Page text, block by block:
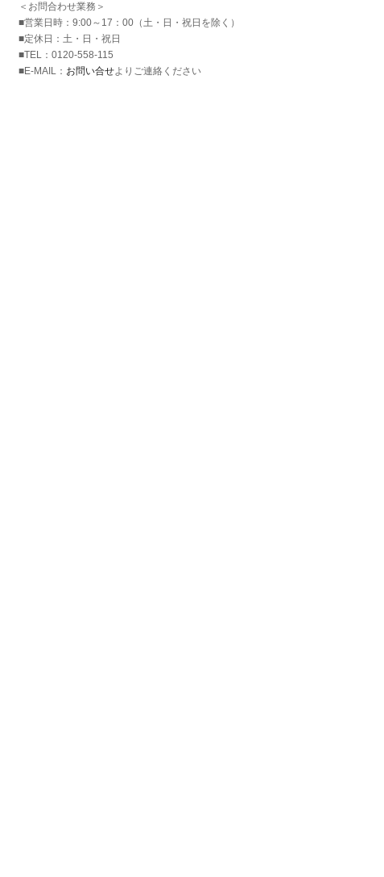
＜お問合わせ業務＞
■営業日時：9:00～17：00（土・日・祝日を除く）
■定休日：土・日・祝日
■TEL：0120-558-115
■E-MAIL： お問い合せよりご連絡ください